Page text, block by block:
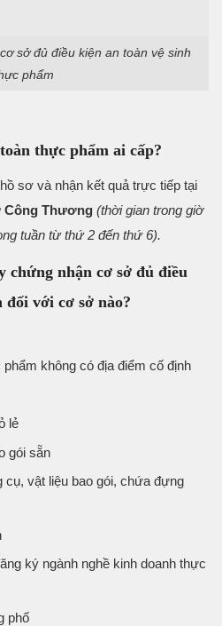
sở đủ điều kiện an toàn vệ sinh
phẩm
thực phẩm ai cấp?
sơ và nhận kết quả trực tiếp tại
Công Thương (thời gian trong giờ
tuần từ thứ 2 đến thứ 6).
chứng nhận cơ sở đủ điều
với cơ sở nào?
không có địa điểm cố định
lẻ
gói sẵn
cụ, vật liệu bao gói, chứa đựng
ký ngành nghề kinh doanh thực
phố